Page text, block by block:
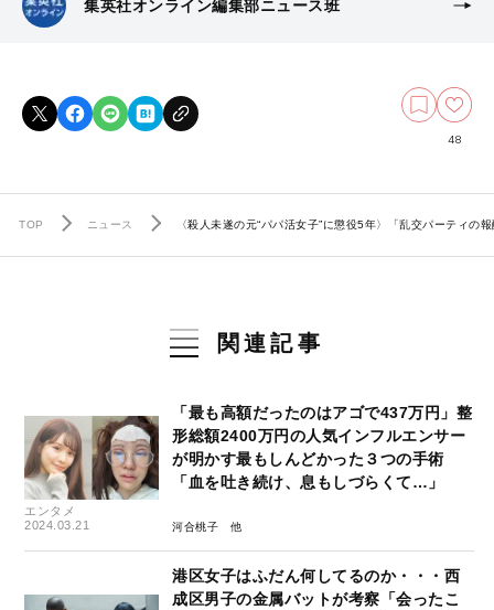
集英社オンライン編集部ニュース班
48
TOP ニュース 〈殺人未遂の元“パパ活女子”に懲役5年〉「乱交パーティ
関連記事
エンタメ
2024.03.21
「最も高額だったのはアゴで437万円」整
形総額2400万円の人気インフルエンサー
が明かす最もしんどかった３つの手術
「血を吐き続け、息もしづらくて…」
河合桃子
港区女子はふだん何してるのか・・・西
成区男子の金属バットが考察「会ったこ